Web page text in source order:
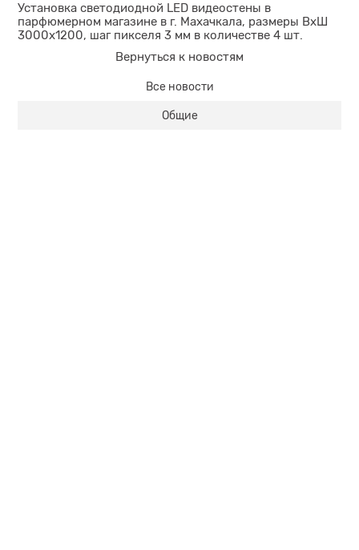
Установка светодиодной LED видеостены в
парфюмерном магазине в г. Махачкала, размеры ВхШ
3000х1200, шаг пикселя 3 мм в количестве 4 шт.
Вернуться к новостям
Все новости
Общие